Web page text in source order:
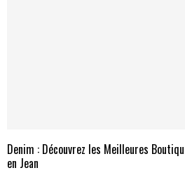
Denim : Découvrez les Meilleures
en Jean